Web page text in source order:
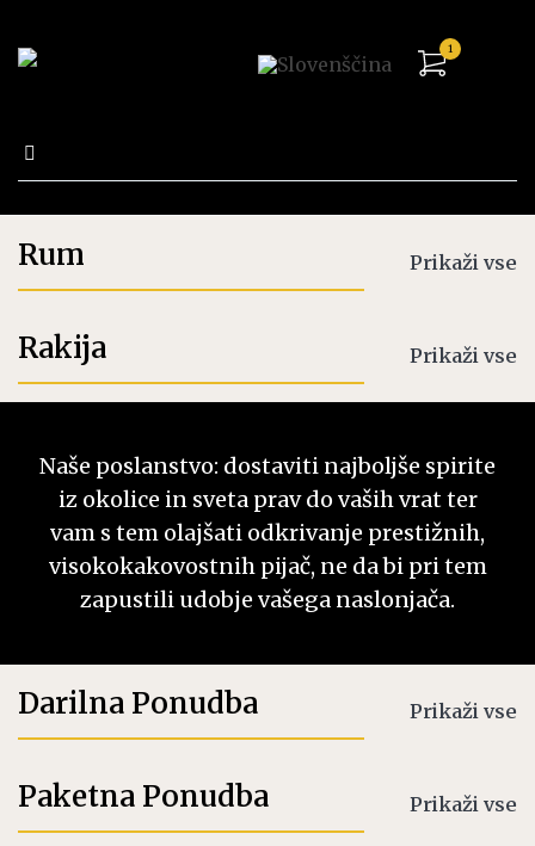
1
Rum Prikaži vse
Rakija Prikaži vse
Naše poslanstvo: dostaviti najboljše spirite
iz okolice in sveta prav do vaših vrat ter
vam s tem olajšati odkrivanje prestižnih,
visokokakovostnih pijač, ne da bi pri tem
zapustili udobje vašega naslonjača.
Darilna Ponudba Prikaži vse
Paketna Ponudba Prikaži vse